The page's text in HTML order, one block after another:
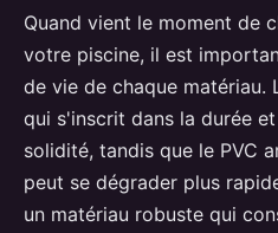
Quand vient le moment de
votre piscine, il est
de vie de chaque matériau.
qui s'inscrit dans la durée
solidité, tandis que le PVC
peut se dégrader plus
un matériau robuste qui